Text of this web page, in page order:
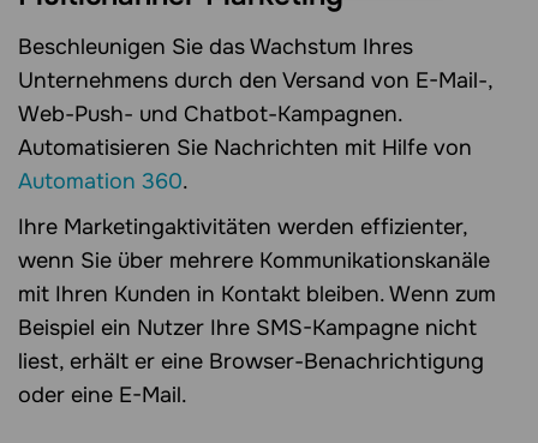
Beschleunigen Sie das Wachstum Ihres
Unternehmens durch den Versand von E-Mail-,
Web-Push- und Chatbot-Kampagnen.
Automatisieren Sie Nachrichten mit Hilfe von
Automation 360.
Ihre Marketingaktivitäten werden effizienter,
wenn Sie über mehrere Kommunikationskanäle
mit Ihren Kunden in Kontakt bleiben. Wenn zum
Beispiel ein Nutzer Ihre SMS-Kampagne nicht
liest, erhält er eine Browser-Benachrichtigung
oder eine E-Mail.